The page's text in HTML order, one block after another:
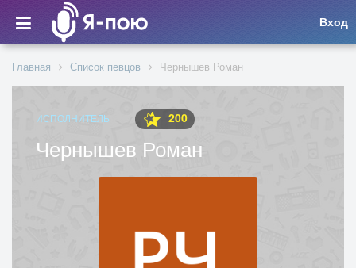
Вход
Главная Список певцов Чернышев Роман
ИСПОЛНИТЕЛЬ 200
Чернышев Роман